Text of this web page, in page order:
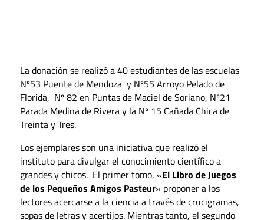
La donación se realizó a 40 estudiantes de las escuelas
Nº53 Puente de Mendoza y Nº55 Arroyo Pelado de
Florida, Nº 82 en Puntas de Maciel de Soriano, Nº21
Parada Medina de Rivera y la Nº 15 Cañada Chica de
Treinta y Tres.
Los ejemplares son una iniciativa que realizó el
instituto para divulgar el conocimiento científico a
grandes y chicos. El primer tomo, «El Libro de Juegos
de los Pequeños Amigos Pasteur» proponer a los
lectores acercarse a la ciencia a través de crucigramas,
sopas de letras y acertijos. Mientras tanto, el segundo